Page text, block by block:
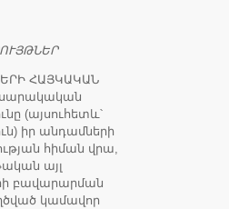
ՀԱՅԿԱԿԱՆ
(այսուհետև՝
իր անդամների
հիման վրա,
այլ
բավարարման
կամավոր